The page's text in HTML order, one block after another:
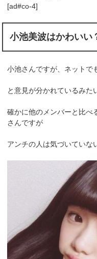
[ad#co-4]
小池美波はかわいい
小池さんですが、ネットで
と意見が分かれているみた
確かに他のメンバーと比べ
さんですが
アンチの人は気づいていな